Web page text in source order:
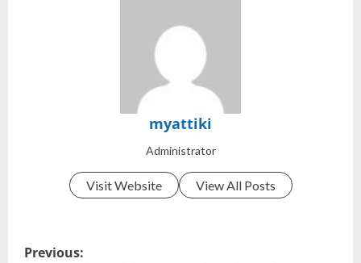
myattiki
Administrator
Visit Website View All Posts
Previous: